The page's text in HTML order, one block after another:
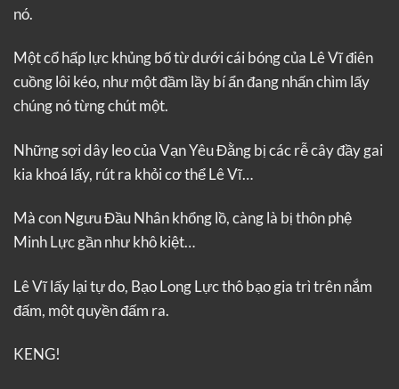
nó.
Một cổ hấp lực khủng bố từ dưới cái bóng của Lê Vĩ điên
cuồng lôi kéo, như một đầm lầy bí ẩn đang nhấn chìm lấy
chúng nó từng chút một.
Những sợi dây leo của Vạn Yêu Đằng bị các rễ cây đầy gai
kia khoá lấy, rút ra khỏi cơ thể Lê Vĩ…
Mà con Ngưu Đầu Nhân khổng lồ, càng là bị thôn phệ
Minh Lực gần như khô kiệt…
Lê Vĩ lấy lại tự do, Bạo Long Lực thô bạo gia trì trên nắm
đấm, một quyền đấm ra.
KENG!